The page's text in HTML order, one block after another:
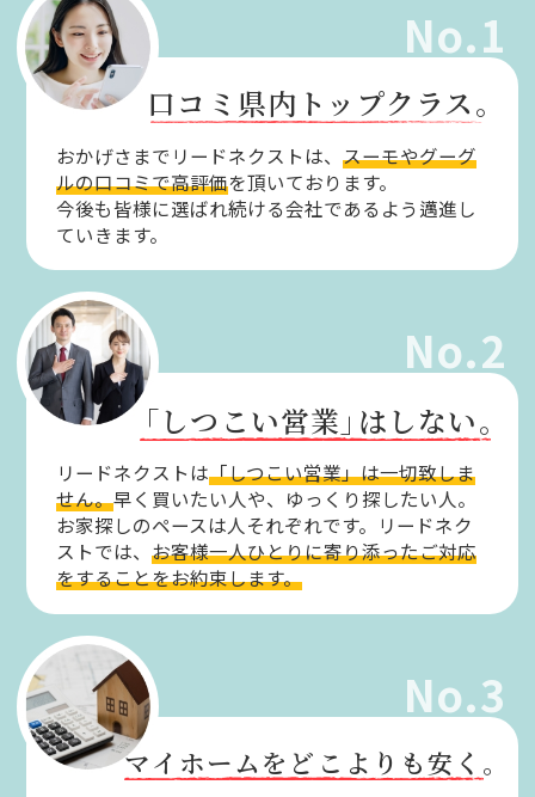
No.1
口コミ県内トップクラス。
おかげさまでリードネクストは、スーモやグーグ
ルの口コミで高評価を頂いております。
今後も皆様に選ばれ続ける会社であるよう邁進し
ていきます。
No.2
「しつこい営業」はしない。
リードネクストは「しつこい営業」は一切致しま
せん。早く買いたい人や、ゆっくり探したい人。
お家探しのペースは人それぞれです。リードネク
ストでは、お客様一人ひとりに寄り添ったご対応
をすることをお約束します。
No.3
マイホームをどこよりも安く。